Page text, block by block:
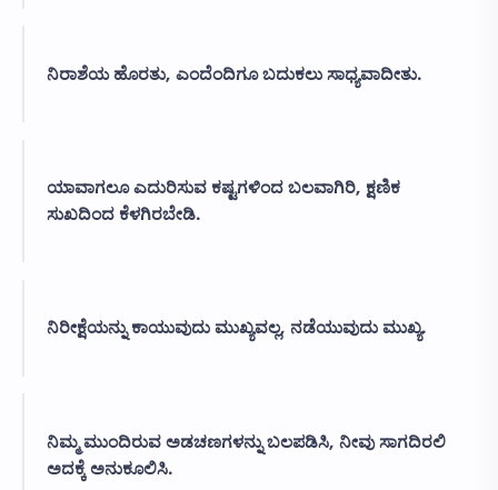
ನಿರಾಶೆಯ ಹೊರತು, ಎಂದೆಂದಿಗೂ ಬದುಕಲು ಸಾಧ್ಯವಾದೀತು.
ಯಾವಾಗಲೂ ಎದುರಿಸುವ ಕಷ್ಟಗಳಿಂದ ಬಲವಾಗಿರಿ, ಕ್ಷಣಿಕ
ಸುಖದಿಂದ ಕೆಳಗಿರಬೇಡಿ.
ನಿರೀಕ್ಷೆಯನ್ನು ಕಾಯುವುದು ಮುಖ್ಯವಲ್ಲ, ನಡೆಯುವುದು ಮುಖ್ಯ.
ನಿಮ್ಮ ಮುಂದಿರುವ ಅಡಚಣಗಳನ್ನು ಬಲಪಡಿಸಿ, ನೀವು ಸಾಗದಿರಲಿ
ಅದಕ್ಕೆ ಅನುಕೂಲಿಸಿ.